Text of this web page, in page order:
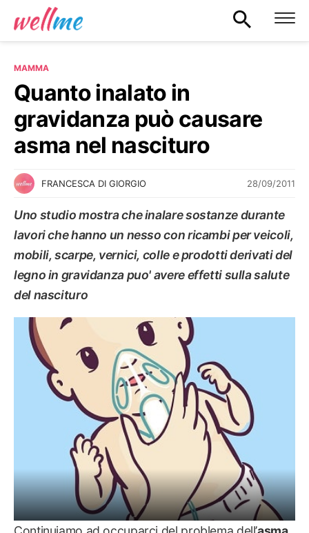
MAMMA
Quanto inalato in
gravidanza può causare
asma nel nascituro
FRANCESCA DI GIORGIO 28/09/2011
Uno studio mostra che inalare sostanze durante
lavori che hanno un nesso con ricambi per veicoli,
mobili, scarpe, vernici, colle e prodotti derivati del
legno in gravidanza puo' avere effetti sulla salute
del nascituro
MAMMA